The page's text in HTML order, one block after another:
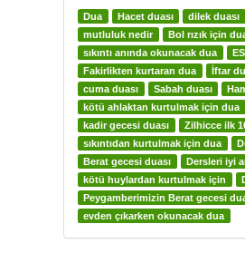
Dua Hacet duası dilek duası
mutluluk nedir
Bol rızık için
sıkıntı anında okunacak dua
Fakirlikten kurtaran dua
İftar
cuma duası
Sabah duası
kötü ahlaktan kurtulmak için dua
kadir gecesi duası
Zilhicce ilk
sıkıntıdan kurtulmak için dua
Berat gecesi duası
Dersleri iyi
kötü huylardan kurtulmak için
Peygamberimizin Berat gecesi
evden çıkarken okunacak dua